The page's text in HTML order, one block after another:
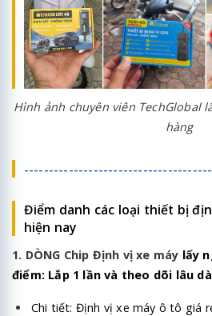
Hình ảnh chuyên viên TechGlobal
hàng
Điểm danh các loại thiết bị
hiện nay
1. DÒNG Chip Định vị xe máy lấy
điểm: Lắp 1 lần và theo dõi lâu
Chi tiết: Định vị xe máy ô tô giá